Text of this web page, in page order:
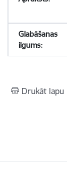
Drukāt lapu